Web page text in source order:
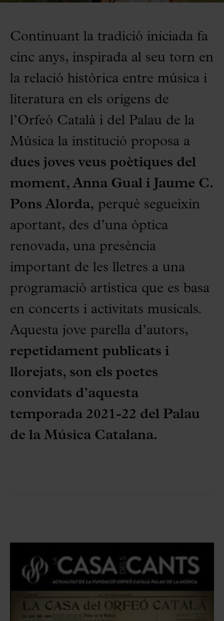
Continuant la tradició iniciada fa
cinc anys, inspirada al seu torn en
la relació històrica entre música i
literatura en els orígens de
l’Orfeó Català i del Palau de la
Música la institució proposa a
dues joves veus poètiques del
moment, Anna Gual i Jaume C.
Pons Alorda, perquè segueixin
aportant, des d’una òptica
renovada, una presència
important de les lletres a una
programació artística que es basa
en concerts i activitats musicals.
Aquesta jove parella d’autors,
repetidament publicats i
llorejats, son els poetes
convidats d’aquesta
temporada 2021-22 del Palau
de la Música Catalana.